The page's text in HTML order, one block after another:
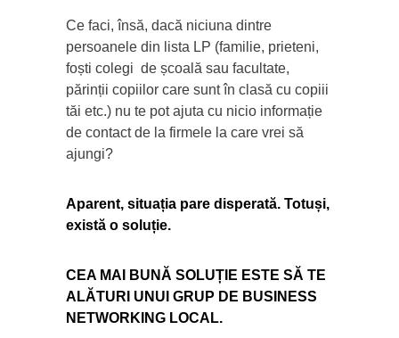
Ce faci, însă, dacă niciuna dintre
persoanele din lista LP (familie, prieteni,
foști colegi de școală sau facultate,
părinții copiilor care sunt în clasă cu copiii
tăi etc.) nu te pot ajuta cu nicio informație
de contact de la firmele la care vrei să
ajungi?
Aparent, situația pare disperată. Totuși,
există o soluție.
CEA MAI BUNĂ SOLUȚIE ESTE SĂ TE
ALĂTURI UNUI GRUP DE BUSINESS
NETWORKING LOCAL.